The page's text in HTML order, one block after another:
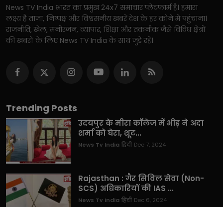
News TV India भारत का प्रमुख 24x7 समाचार प्लेटफार्म है। हमारा
लक्ष्य है ताज़ा, निष्पक्ष और विश्वसनीय खबरें देश के हर कोने में पहुंचाना।
राजनीति, खेल, मनोरंजन, व्यापार, शिक्षा और तकनीक जैसे विविध क्षेत्रों
की खबरों के लिए News TV India के साथ जुड़े रहें।
Trending Posts
उदयपुर के मीरा कॉलेज में भीड़ ने अदा
शर्मा को घेरा, शूट...
News Tv India हिंदी Dec 7, 2024
Rajasthan : गैर सिविल सेवा (Non-
SCS) अधिकारियों की IAS ...
News Tv India हिंदी Dec 6, 2024